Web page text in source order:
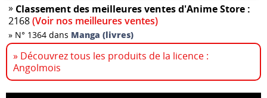
» Classement des meilleures ventes d'Anime Store :
2168(Voir nos meilleures ventes)
» N° 1364 dans Manga (livres)
» Découvrez tous les produits de la licence :
Angolmois